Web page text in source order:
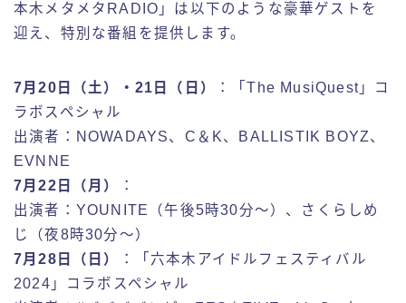
本木メタメタRADIO」は以下のような豪華ゲストを
迎え、特別な番組を提供します。
7月20日（土）・21日（日）
：「The MusiQuest」コ
ラボスペシャル
出演者：NOWADAYS、C＆K、BALLISTIK BOYZ、
EVNNE
7月22日（月）
：
出演者：YOUNITE（午後5時30分〜）、さくらしめ
じ（夜8時30分〜）
7月28日（日）
：「六本木アイドルフェスティバル
2024」コラボスペシャル